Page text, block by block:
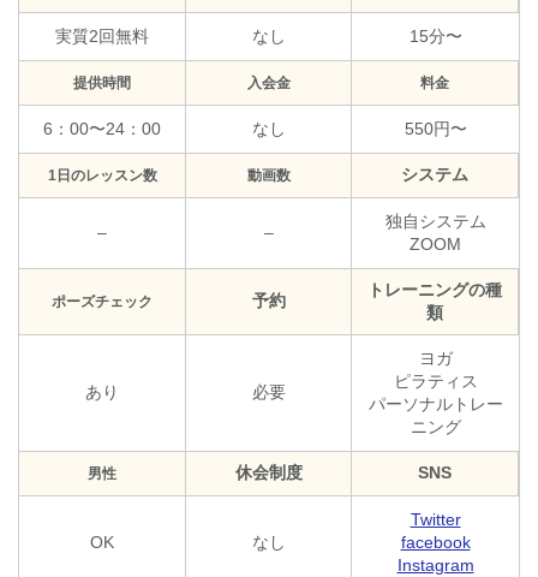
実質2回無料 なし 15分〜
提供時間 入会金 料金
6：00〜24：00 なし 550円〜
1日のレッスン数 動画数 システム
– –
独自システム
ZOOM
ポーズチェック 予約
トレーニングの種
類
あり 必要
ヨガ
ピラティス
パーソナルトレー
ニング
男性 休会制度 SNS
OK なし
Twitter
facebook
Instagram